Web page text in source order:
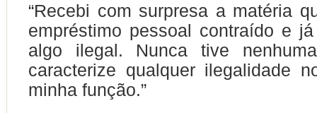
“Recebi com surpresa a matéria
empréstimo pessoal contraído e
algo ilegal. Nunca tive
caracterize qualquer ilegalidade
minha função.”